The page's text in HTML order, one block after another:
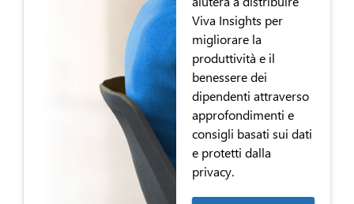
Viva Insights per
migliorare la
produttività e il
benessere dei
dipendenti attraverso
approfondimenti e
consigli basati sui dati
e protetti dalla
privacy.